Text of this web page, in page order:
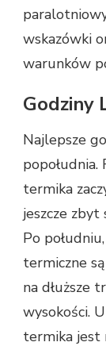
wskazówki
warunków
Godziny
Najlepsze
popołudnia.
termika
jeszcze
Po
termiczne
na dłuższe
wysokości.
termika jest